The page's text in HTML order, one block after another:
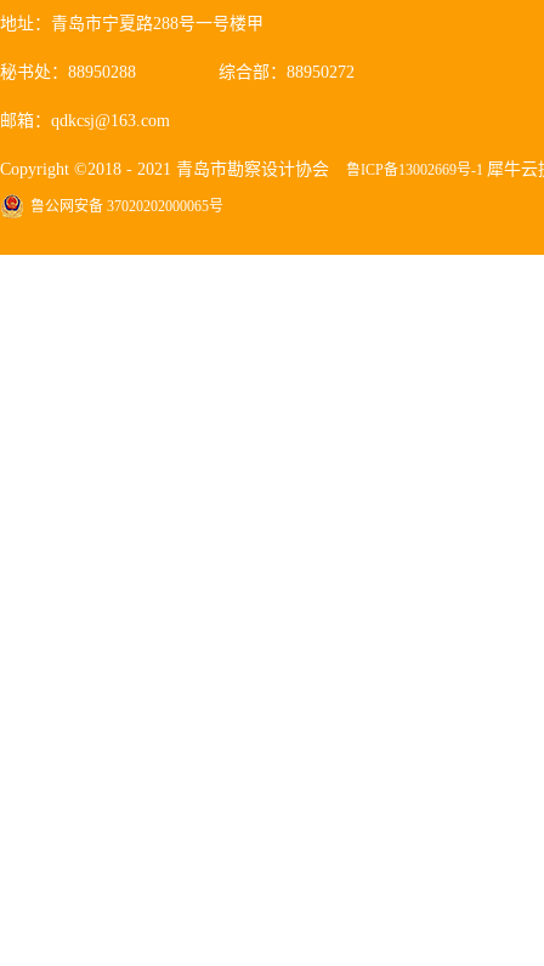
地址：青岛市宁夏路288号一号楼甲
秘书处：88950288 综合部：88950272
邮箱：qdkcsj@163.com
Copyright ©2018 - 2021 青岛市勘察设计协会 鲁ICP备13002669号-1 犀牛云
鲁公网安备 37020202000065号